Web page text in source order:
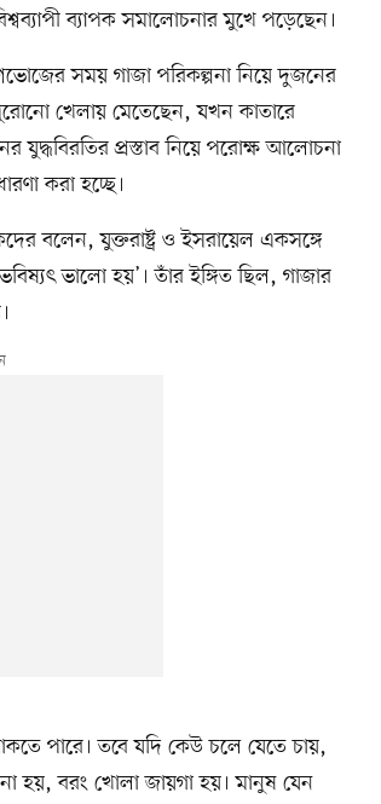
ব্যাপক সমালোচনার মুখে পড়েছেন।
সময় গাজা পরিকল্পনা নিয়ে দুজনের
খেলায় মেতেছেন, যখন কাতারে
যুদ্ধবিরতির প্রস্তাব নিয়ে পরোক্ষ আলোচনা
করা হচ্ছে।
বলেন, যুক্তরাষ্ট্র ও ইসরায়েল একসঙ্গে
ভালো হয়’। তাঁর ইঙ্গিত ছিল, গাজার
পারে। তবে যদি কেউ চলে যেতে চায়,
হয়, বরং খোলা জায়গা হয়। মানুষ যেন